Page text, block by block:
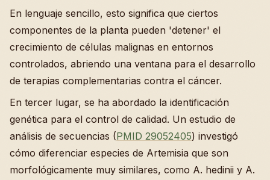
En lenguaje sencillo, esto significa que ciertos
componentes de la planta pueden 'detener' el
crecimiento de células malignas en entornos
controlados, abriendo una ventana para el desarrollo
de terapias complementarias contra el cáncer.
En tercer lugar, se ha abordado la identificación
genética para el control de calidad. Un estudio de
análisis de secuencias (PMID 29052405) investigó
cómo diferenciar especies de Artemisia que son
morfológicamente muy similares, como A. hedinii y A.